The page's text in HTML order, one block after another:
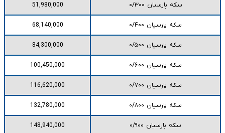
سکه پارسیان ۰/۳۰۰ 51,980,000
سکه پارسیان ۰/۴۰۰ 68,140,000
سکه پارسیان ۰/۵۰۰ 84,300,000
سکه پارسیان ۰/۶۰۰ 100,450,000
سکه پارسیان ۰/۷۰۰ 116,620,000
سکه پارسیان ۰/۸۰۰ 132,780,000
سکه پارسیان ۰/۹۰۰ 148,940,000